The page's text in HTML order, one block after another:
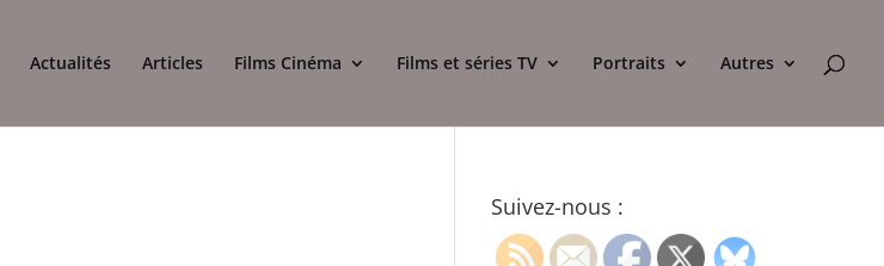
Actualités Articles Films Cinéma Films et séries TV Portraits Autres
Suivez-nous :